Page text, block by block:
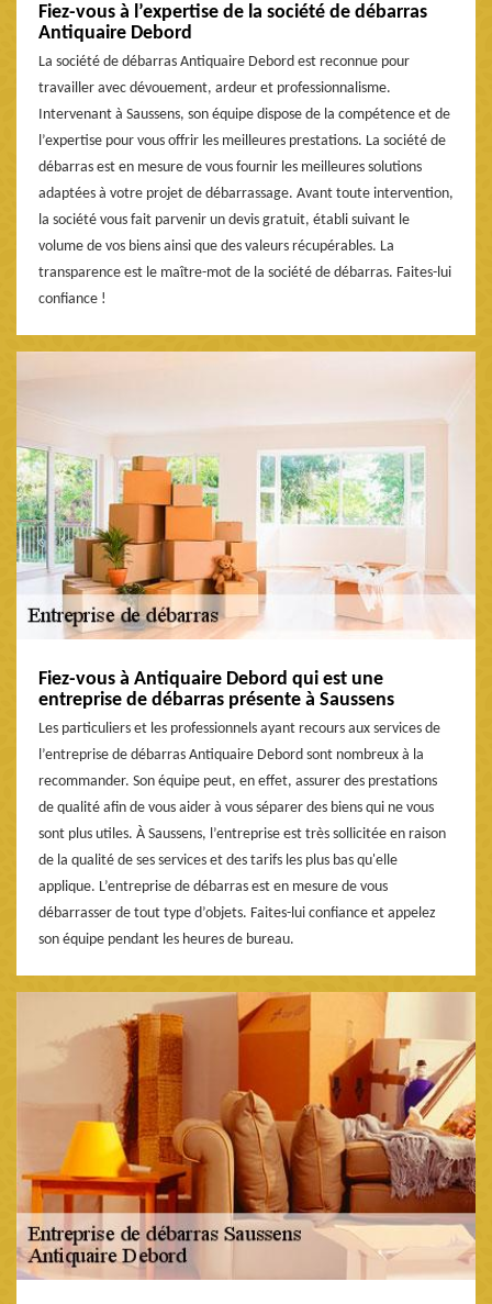
Fiez-vous à l’expertise de la société de débarras
Antiquaire Debord
La société de débarras Antiquaire Debord est reconnue pour
travailler avec dévouement, ardeur et professionnalisme.
Intervenant à Saussens, son équipe dispose de la compétence et de
l’expertise pour vous offrir les meilleures prestations. La société de
débarras est en mesure de vous fournir les meilleures solutions
adaptées à votre projet de débarrassage. Avant toute intervention,
la société vous fait parvenir un devis gratuit, établi suivant le
volume de vos biens ainsi que des valeurs récupérables. La
transparence est le maître-mot de la société de débarras. Faites-lui
confiance !
Fiez-vous à Antiquaire Debord qui est une
entreprise de débarras présente à Saussens
Les particuliers et les professionnels ayant recours aux services de
l’entreprise de débarras Antiquaire Debord sont nombreux à la
recommander. Son équipe peut, en effet, assurer des prestations
de qualité afin de vous aider à vous séparer des biens qui ne vous
sont plus utiles. À Saussens, l’entreprise est très sollicitée en raison
de la qualité de ses services et des tarifs les plus bas qu'elle
applique. L’entreprise de débarras est en mesure de vous
débarrasser de tout type d’objets. Faites-lui confiance et appelez
son équipe pendant les heures de bureau.